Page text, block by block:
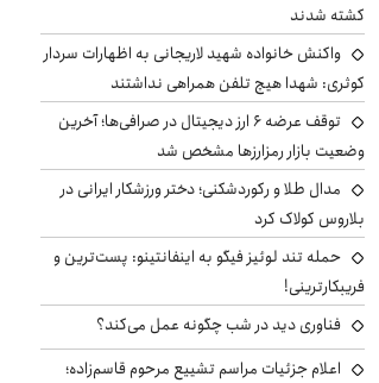
کشته شدند
واکنش خانواده شهید لاریجانی به اظهارات سردار
کوثری: شهدا هیچ تلفن همراهی نداشتند
توقف عرضه ۶ ارز دیجیتال در صرافی‌ها؛ آخرین
وضعیت بازار رمزارزها مشخص شد
مدال طلا و رکوردشکنی؛ دختر ورزشکار ایرانی در
بلاروس کولاک کرد
حمله تند لوئیز فیگو به اینفانتینو: پست‌ترین و
فریبکارترینی!
فناوری دید در شب چگونه عمل می‌کند؟
اعلام جزئیات مراسم تشییع مرحوم قاسم‌زاده؛